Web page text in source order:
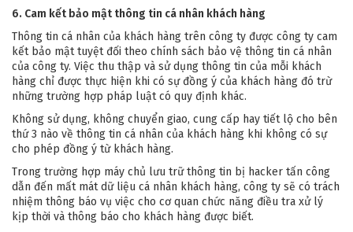
6. Cam kết bảo mật thông tin cá nhân khách hàng
Thông tin cá nhân của khách hàng trên công ty được công ty cam
kết bảo mật tuyệt đối theo chính sách bảo vệ thông tin cá nhân
của công ty. Việc thu thập và sử dụng thông tin của mỗi khách
hàng chỉ được thực hiện khi có sự đồng ý của khách hàng đó trừ
những trường hợp pháp luật có quy định khác.
Không sử dụng, không chuyển giao, cung cấp hay tiết lộ cho bên
thứ 3 nào về thông tin cá nhân của khách hàng khi không có sự
cho phép đồng ý từ khách hàng.
Trong trường hợp máy chủ lưu trữ thông tin bị hacker tấn công
dẫn đến mất mát dữ liệu cá nhân khách hàng, công ty sẽ có trách
nhiệm thông báo vụ việc cho cơ quan chức năng điều tra xử lý
kịp thời và thông báo cho khách hàng được biết.